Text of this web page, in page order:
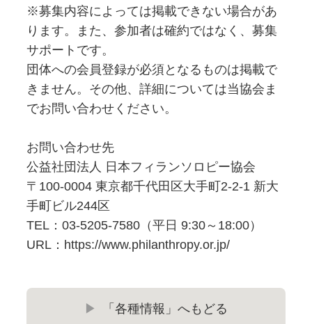
※募集内容によっては掲載できない場合があ
ります。また、参加者は確約ではなく、募集
サポートです。
団体への会員登録が必須となるものは掲載で
きません。その他、詳細については当協会ま
でお問い合わせください。
お問い合わせ先
公益社団法人 日本フィランソロピー協会
〒100-0004 東京都千代田区大手町2-2-1 新大
手町ビル244区
TEL：03-5205-7580（平日 9:30～18:00）
URL：https://www.philanthropy.or.jp/
「各種情報」へもどる